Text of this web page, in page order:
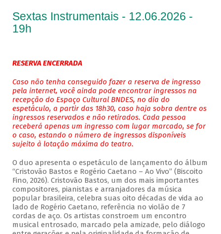
Sextas Instrumentais - 12.06.2026 -
19h
RESERVA ENCERRADA
Caso não tenha conseguido fazer a reserva de ingresso
pela internet, você ainda pode encontrar ingressos na
recepção do Espaço Cultural BNDES, no dia do
espetáculo, a partir das 18h30, caso haja sobra dentre os
ingressos reservados e não retirados. Cada pessoa
receberá apenas um ingresso com lugar marcado, se for
o caso, estando o número de ingressos disponíveis
sujeito à lotação máxima do teatro.
O duo apresenta o espetáculo de lançamento do álbum
“Cristovão Bastos e Rogério Caetano – Ao Vivo” (Biscoito
Fino, 2026). Cristovão Bastos, um dos mais importantes
compositores, pianistas e arranjadores da música
popular brasileira, celebra suas oito décadas de vida ao
lado de Rogério Caetano, referência no violão de 7
cordas de aço. Os artistas constroem um encontro
musical entrosado, marcado pela amizade, pelo diálogo